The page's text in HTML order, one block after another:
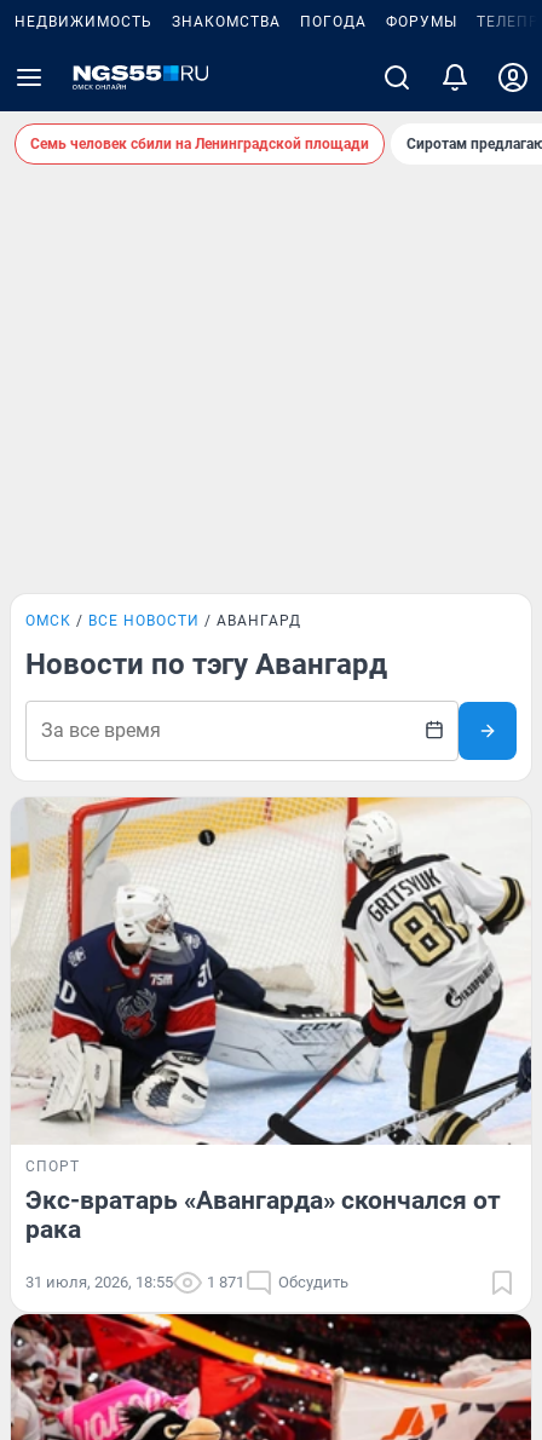
НЕДВИЖИМОСТЬ ЗНАКОМСТВА ПОГОДА ФОРУМЫ
Семь человек сбили на Ленинградской площади Сиротам
ОМСК ВСЕ НОВОСТИ АВАНГАРД
Новости по тэгу Авангард
СПОРТ
Экс-вратарь «Авангарда» скончался от
рака
31 июля, 2026, 18:55 1 871 Обсудить